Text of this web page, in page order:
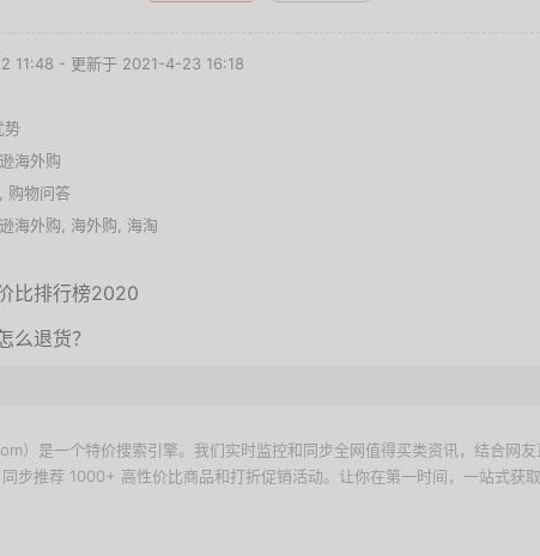
11:48 - 更新于 2021-4-23 16:18
势
海外购
购物问答
海外购 海外购 海淘
比排行榜2020
么退货？
）是一个特价搜索引擎。我们实时监控和同步全网值得买类资讯，结合网
步推荐 1000+ 高性价比商品和打折促销活动。让你在第一时间，一站式获